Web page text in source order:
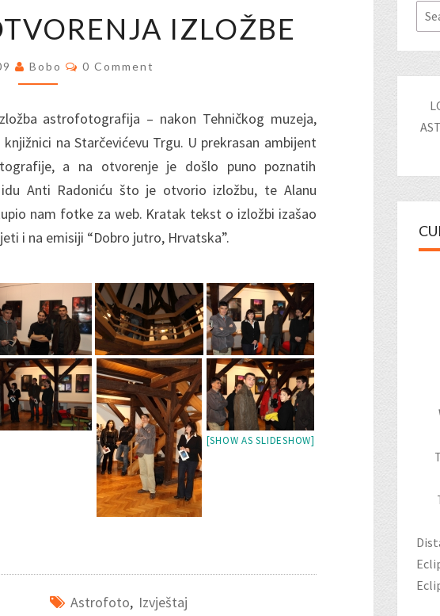
SA
IZLOŽBE
Bobo Comments
0 Comment
astrofotografija – nakon Tehničkog muzeja,
na Starčevićevu Trgu. U prekrasan ambijent
a na otvorenje je došlo puno poznatih
Anti Radoniću što je otvorio izložbu, te Alanu
nam fotke za web. Kratak tekst o izložbi izašao
i na emisiji “Dobro jutro, Hrvatska”.
[SHOW AS SLIDESHOW]
Astrofoto, Izvještaj
for: